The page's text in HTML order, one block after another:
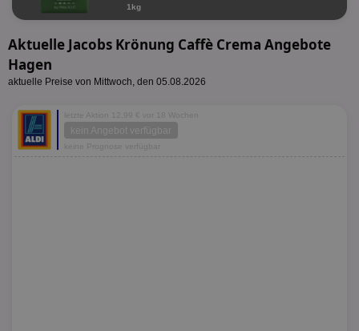
1kg
Aktuelle Jacobs Krönung Caffè Crema Angebote
Hagen
aktuelle Preise von Mittwoch, den 05.08.2026
letzte Aktion 12,99 € vor 18 Wochen
kein Angebot verfügbar
keine Prognose verfügbar